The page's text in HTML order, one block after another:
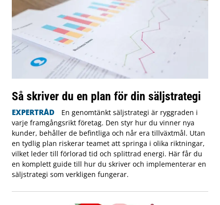
Så skriver du en plan för din säljstrategi
EXPERTRÅD
En genomtänkt säljstrategi är ryggraden i
varje framgångsrikt företag. Den styr hur du vinner nya
kunder, behåller de befintliga och når era tillväxtmål. Utan
en tydlig plan riskerar teamet att springa i olika riktningar,
vilket leder till förlorad tid och splittrad energi. Här får du
en komplett guide till hur du skriver och implementerar en
säljstrategi som verkligen fungerar.